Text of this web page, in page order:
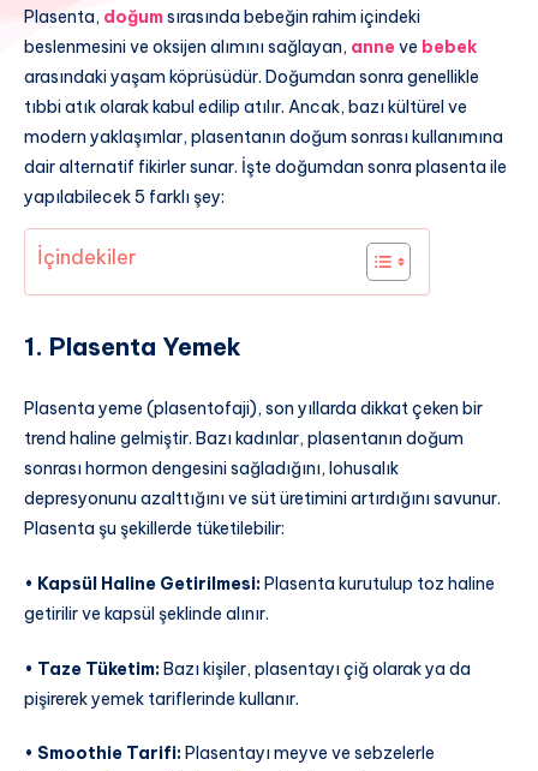
Plasenta, doğumsırasında bebeğin rahim içindeki
beslenmesini ve oksijen alımını sağlayan, anne ve bebek
arasındaki yaşam köprüsüdür. Doğumdan sonra genellikle
tıbbi atık olarak kabul edilip atılır. Ancak, bazı kültürel ve
modern yaklaşımlar, plasentanın doğum sonrası kullanımına
dair alternatif fikirler sunar. İşte doğumdan sonra plasenta ile
yapılabilecek 5 farklı şey:
İçindekiler
1. Plasenta Yemek
Plasenta yeme (plasentofaji), son yıllarda dikkat çeken bir
trend haline gelmiştir. Bazı kadınlar, plasentanın doğum
sonrası hormon dengesini sağladığını, lohusalık
depresyonunu azalttığını ve süt üretimini artırdığını savunur.
Plasenta şu şekillerde tüketilebilir:
• Kapsül Haline Getirilmesi:Plasenta kurutulup toz haline
getirilir ve kapsül şeklinde alınır.
• Taze Tüketim:Bazı kişiler, plasentayı çiğ olarak ya da
pişirerek yemek tariflerinde kullanır.
• Smoothie Tarifi: Plasentayı meyve ve sebzelerle